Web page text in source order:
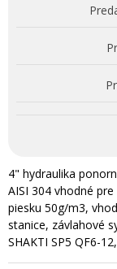
4" hydraulika
AISI 304 vhodné
piesku 50g/m3,
stanice, závlahové
SHAKTI SP5 QF6-